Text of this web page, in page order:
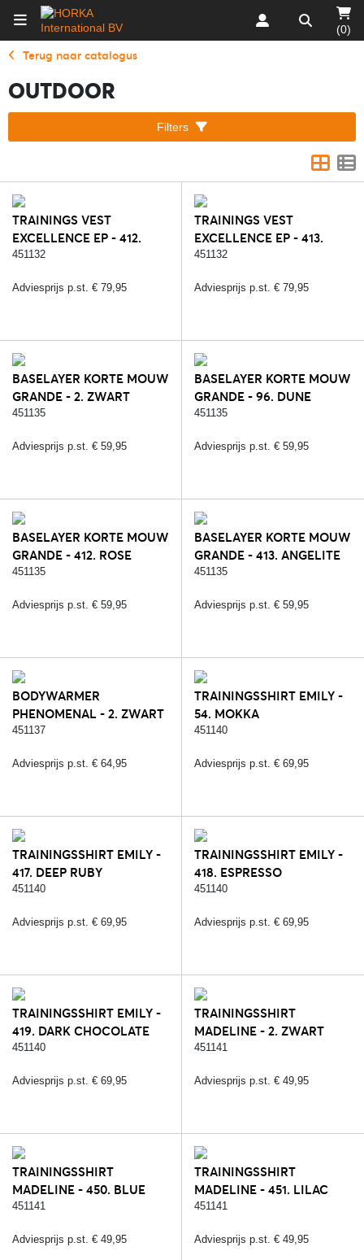
(0)
Terug naar catalogus
OUTDOOR
Filters
TRAININGS VEST
EXCELLENCE EP - 412.
ROSE QUARTZ
451132
Adviesprijs p.st. € 79,95
TRAININGS VEST
EXCELLENCE EP - 413.
ANGELITE
451132
Adviesprijs p.st. € 79,95
BASELAYER KORTE MOUW
GRANDE - 2. ZWART
451135
Adviesprijs p.st. € 59,95
BASELAYER KORTE MOUW
GRANDE - 96. DUNE
451135
Adviesprijs p.st. € 59,95
BASELAYER KORTE MOUW
GRANDE - 412. ROSE
QUARTZ
451135
Adviesprijs p.st. € 59,95
BASELAYER KORTE MOUW
GRANDE - 413. ANGELITE
451135
Adviesprijs p.st. € 59,95
BODYWARMER
PHENOMENAL - 2. ZWART
451137
Adviesprijs p.st. € 64,95
TRAININGSSHIRT EMILY -
54. MOKKA
451140
Adviesprijs p.st. € 69,95
TRAININGSSHIRT EMILY -
417. DEEP RUBY
451140
Adviesprijs p.st. € 69,95
TRAININGSSHIRT EMILY -
418. ESPRESSO
451140
Adviesprijs p.st. € 69,95
TRAININGSSHIRT EMILY -
419. DARK CHOCOLATE
451140
Adviesprijs p.st. € 69,95
TRAININGSSHIRT
MADELINE - 2. ZWART
451141
Adviesprijs p.st. € 49,95
TRAININGSSHIRT
MADELINE - 450. BLUE
REEF
451141
Adviesprijs p.st. € 49,95
TRAININGSSHIRT
MADELINE - 451. LILAC
CORAL
451141
Adviesprijs p.st. € 49,95